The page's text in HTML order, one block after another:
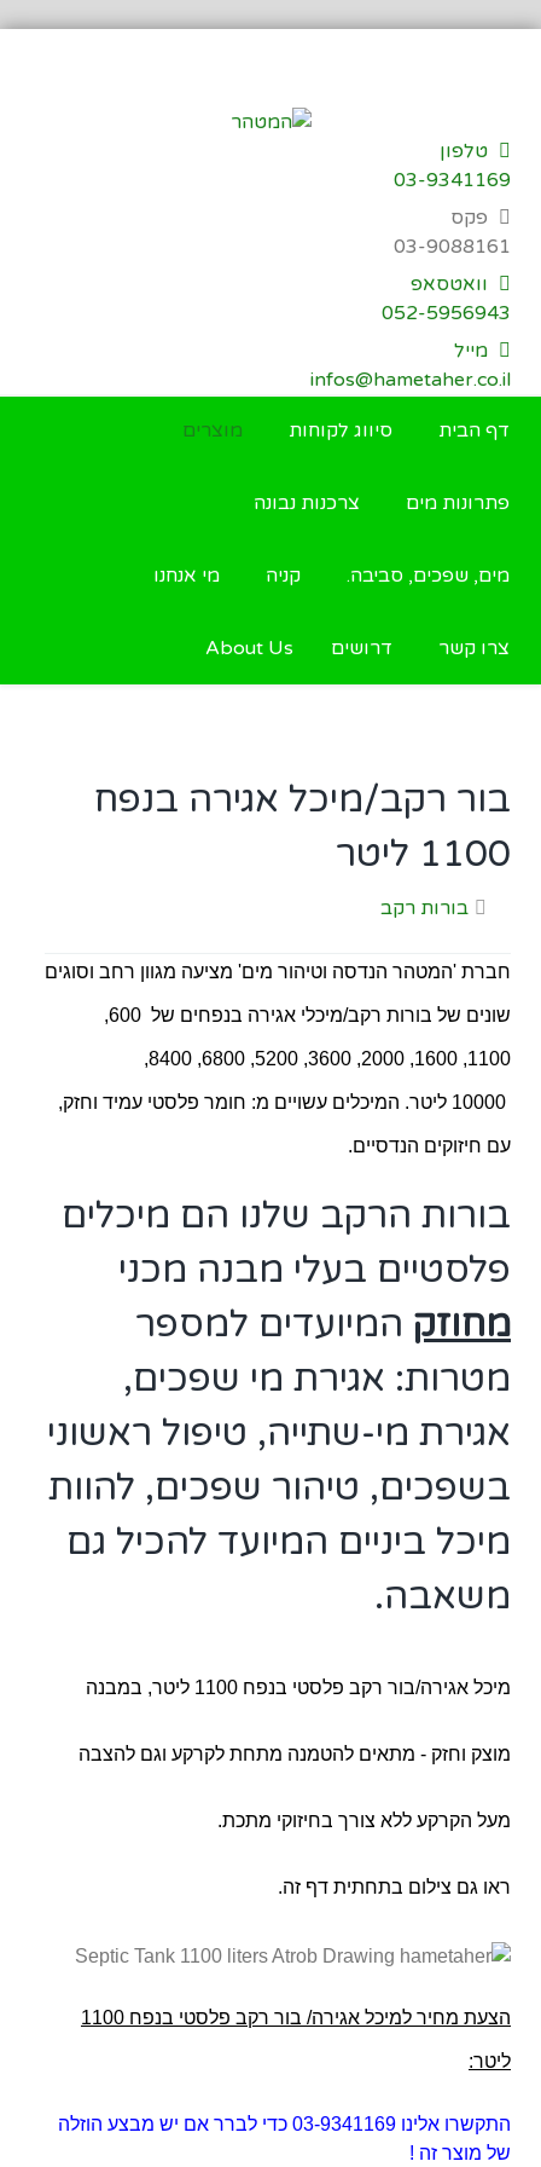
דילוג
טלפון
03-9341169
פקס
03-9088161
וואטסאפ
052-5956943
מייל
infos@hametaher.co.il
דף הבית סיווג לקוחות מוצרים
פתרונות מים צרכנות נבונה
מים, שפכים, סביבה. קניה מי אנחנו
צרו קשר דרושים About Us
בור רקב/מיכל אגירה בנפח
1100 ליטר
בורות רקב
חברת 'המטהר הנדסה וטיהור מים' מציעה מגוון רחב וסוגים
שונים של בורות רקב/מיכלי אגירה בנפחים של 600,
1100, 1600, 2000, 3600, 5200, 6800,
8400,
ליטר. המיכלים עשויים מ: חומר פלסטי עמיד וחזק,
עם חיזוקים הנדסיים.
בורות הרקב שלנו הם מיכלים
פלסטיים בעלי מבנה מכני
מחוזק המיועדים למספר
מטרות: אגירת מי שפכים,
אגירת מי-שתייה, טיפול ראשוני
בשפכים, טיהור שפכים, להוות
מיכל ביניים המיועד להכיל גם
משאבה.
מיכל אגירה/בור רקב פלסטי בנפח 1100 ליטר, במבנה
מוצק וחזק - מתאים להטמנה מתחת לקרקע וגם להצבה
מעל הקרקע ללא צורך בחיזוקי מתכת.
ראו גם צילום בתחתית דף זה.
הצעת מחיר למיכל אגירה/ בור רקב פלסטי בנפח 1100
ליטר:
התקשרו אלינו 03-9341169 כדי לברר אם יש מבצע הוזלה
של מוצר זה !